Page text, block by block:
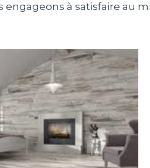
engageons à satisfaire au